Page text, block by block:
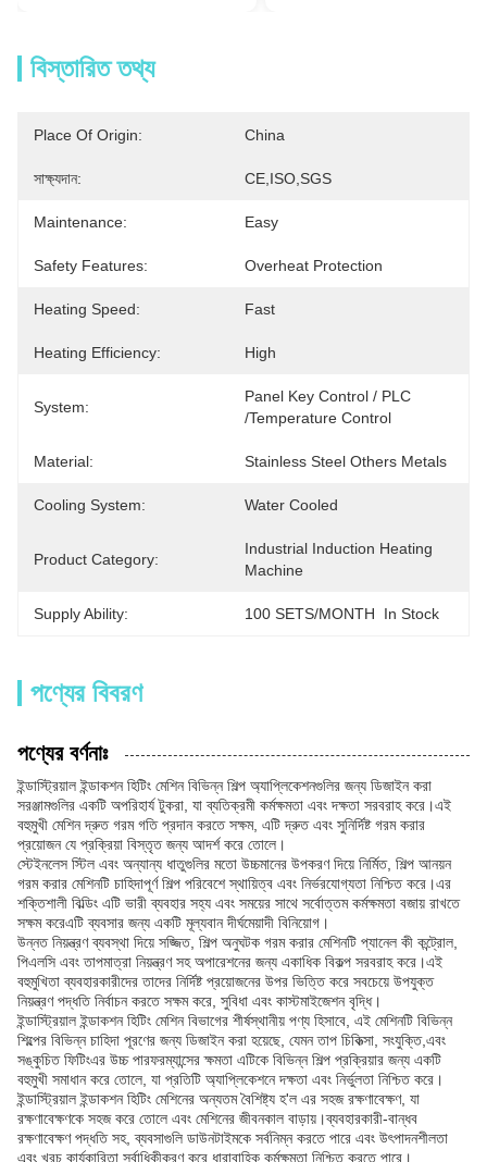
বিস্তারিত তথ্য
Place Of Origin: China
সাক্ষ্যদান: CE,ISO,SGS
Maintenance: Easy
Safety Features: Overheat Protection
Heating Speed: Fast
Heating Efficiency: High
System:
Panel Key Control / PLC
/temperature Control
Material: Stainless Steel Others Metals
Cooling System: Water Cooled
Product Category:
Industrial Induction Heating
Machine
Supply Ability: 100 SETS/MONTH  In Stock
পণ্যের বিবরণ
পণ্যের বর্ণনাঃ
ইন্ডাস্ট্রিয়াল ইন্ডাকশন হিটিং মেশিন বিভিন্ন শিল্প অ্যাপ্লিকেশনগুলির জন্য ডিজাইন করা
সরঞ্জামগুলির একটি অপরিহার্য টুকরা, যা ব্যতিক্রমী কর্মক্ষমতা এবং দক্ষতা সরবরাহ করে।এই
বহুমুখী মেশিন দ্রুত গরম গতি প্রদান করতে সক্ষম, এটি দ্রুত এবং সুনির্দিষ্ট গরম করার
প্রয়োজন যে প্রক্রিয়া বিস্তৃত জন্য আদর্শ করে তোলে।
স্টেইনলেস স্টিল এবং অন্যান্য ধাতুগুলির মতো উচ্চমানের উপকরণ দিয়ে নির্মিত, শিল্প আনয়ন
গরম করার মেশিনটি চাহিদাপূর্ণ শিল্প পরিবেশে স্থায়িত্ব এবং নির্ভরযোগ্যতা নিশ্চিত করে।এর
শক্তিশালী বিল্ডিং এটি ভারী ব্যবহার সহ্য এবং সময়ের সাথে সর্বোত্তম কর্মক্ষমতা বজায় রাখতে
সক্ষম করেএটি ব্যবসার জন্য একটি মূল্যবান দীর্ঘমেয়াদী বিনিয়োগ।
উন্নত নিয়ন্ত্রণ ব্যবস্থা দিয়ে সজ্জিত, শিল্প অনুঘটক গরম করার মেশিনটি প্যানেল কী কন্ট্রোল,
পিএলসি এবং তাপমাত্রা নিয়ন্ত্রণ সহ অপারেশনের জন্য একাধিক বিকল্প সরবরাহ করে।এই
বহুমুখিতা ব্যবহারকারীদের তাদের নির্দিষ্ট প্রয়োজনের উপর ভিত্তি করে সবচেয়ে উপযুক্ত
নিয়ন্ত্রণ পদ্ধতি নির্বাচন করতে সক্ষম করে, সুবিধা এবং কাস্টমাইজেশন বৃদ্ধি।
ইন্ডাস্ট্রিয়াল ইন্ডাকশন হিটিং মেশিন বিভাগের শীর্ষস্থানীয় পণ্য হিসাবে, এই মেশিনটি বিভিন্ন
শিল্পের বিভিন্ন চাহিদা পূরণের জন্য ডিজাইন করা হয়েছে, যেমন তাপ চিকিত্সা, সংযুক্তি,এবং
সঙ্কুচিত ফিটিংএর উচ্চ পারফরম্যান্সের ক্ষমতা এটিকে বিভিন্ন শিল্প প্রক্রিয়ার জন্য একটি
বহুমুখী সমাধান করে তোলে, যা প্রতিটি অ্যাপ্লিকেশনে দক্ষতা এবং নির্ভুলতা নিশ্চিত করে।
ইন্ডাস্ট্রিয়াল ইন্ডাকশন হিটিং মেশিনের অন্যতম বৈশিষ্ট্য হ'ল এর সহজ রক্ষণাবেক্ষণ, যা
রক্ষণাবেক্ষণকে সহজ করে তোলে এবং মেশিনের জীবনকাল বাড়ায়।ব্যবহারকারী-বান্ধব
রক্ষণাবেক্ষণ পদ্ধতি সহ, ব্যবসাগুলি ডাউনটাইমকে সর্বনিম্ন করতে পারে এবং উৎপাদনশীলতা
এবং খরচ কার্যকারিতা সর্বাধিকীকরণ করে ধারাবাহিক কর্মক্ষমতা নিশ্চিত করতে পারে।